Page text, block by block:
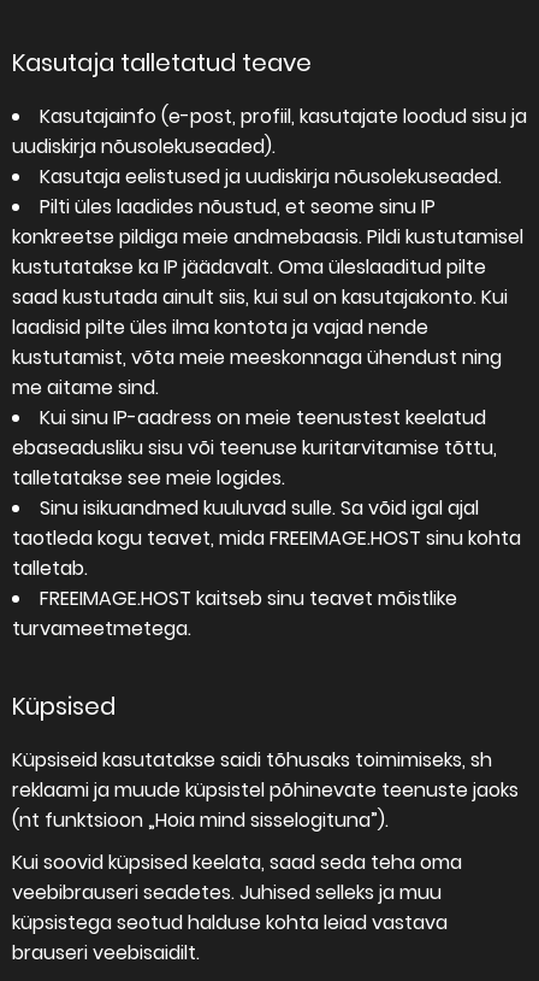
Kasutaja talletatud teave
Kasutajainfo (e-post, profiil, kasutajate loodud sisu ja
uudiskirja nõusolekuseaded).
Kasutaja eelistused ja uudiskirja nõusolekuseaded.
Pilti üles laadides nõustud, et seome sinu IP
konkreetse pildiga meie andmebaasis. Pildi kustutamisel
kustutatakse ka IP jäädavalt. Oma üleslaaditud pilte
saad kustutada ainult siis, kui sul on kasutajakonto. Kui
laadisid pilte üles ilma kontota ja vajad nende
kustutamist, võta meie meeskonnaga ühendust ning
me aitame sind.
Kui sinu IP-aadress on meie teenustest keelatud
ebaseadusliku sisu või teenuse kuritarvitamise tõttu,
talletatakse see meie logides.
Sinu isikuandmed kuuluvad sulle. Sa võid igal ajal
taotleda kogu teavet, mida FREEIMAGE.HOST sinu kohta
talletab.
FREEIMAGE.HOST kaitseb sinu teavet mõistlike
turvameetmetega.
Küpsised
Küpsiseid kasutatakse saidi tõhusaks toimimiseks, sh
reklaami ja muude küpsistel põhinevate teenuste jaoks
(nt funktsioon „Hoia mind sisselogituna”).
Kui soovid küpsised keelata, saad seda teha oma
veebibrauseri seadetes. Juhised selleks ja muu
küpsistega seotud halduse kohta leiad vastava
brauseri veebisaidilt.